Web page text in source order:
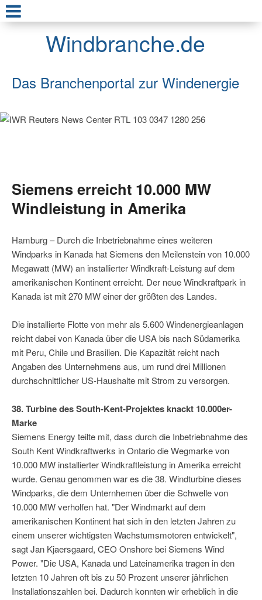
Windbranche.de
Das Branchenportal zur Windenergie
Siemens erreicht 10.000 MW
Windleistung in Amerika
Hamburg – Durch die Inbetriebnahme eines weiteren
Windparks in Kanada hat Siemens den Meilenstein von 10.000
Megawatt (MW) an installierter Windkraft-Leistung auf dem
amerikanischen Kontinent erreicht. Der neue Windkraftpark in
Kanada ist mit 270 MW einer der größten des Landes.
Die installierte Flotte von mehr als 5.600 Windenergieanlagen
reicht dabei von Kanada über die USA bis nach Südamerika
mit Peru, Chile und Brasilien. Die Kapazität reicht nach
Angaben des Unternehmens aus, um rund drei Millionen
durchschnittlicher US-Haushalte mit Strom zu versorgen.
38. Turbine des South-Kent-Projektes knackt 10.000er-
Marke
Siemens Energy teilte mit, dass durch die Inbetriebnahme des
South Kent Windkraftwerks in Ontario die Wegmarke von
10.000 MW installierter Windkraftleistung in Amerika erreicht
wurde. Genau genommen war es die 38. Windturbine dieses
Windparks, die dem Unternhemen über die Schwelle von
10.000 MW verholfen hat. "Der Windmarkt auf dem
amerikanischen Kontinent hat sich in den letzten Jahren zu
einem unserer wichtigsten Wachstumsmotoren entwickelt",
sagt Jan Kjaersgaard, CEO Onshore bei Siemens Wind
Power. "Die USA, Kanada und Lateinamerika tragen in den
letzten 10 Jahren oft bis zu 50 Prozent unserer jährlichen
Installationszahlen bei. Dadurch konnten wir erheblich in die